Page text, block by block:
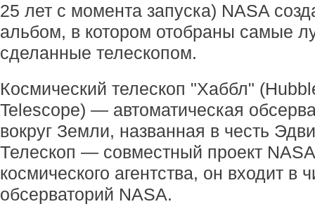
25 лет с момента запуска) NASA
альбом, в котором отобраны самые
сделанные телескопом.
Космический телескоп "Хаббл"
Telescope) — автоматическая
вокруг Земли, названная в честь
Телескоп — совместный проект
космического агентства, он входит в
обсерваторий NASA.